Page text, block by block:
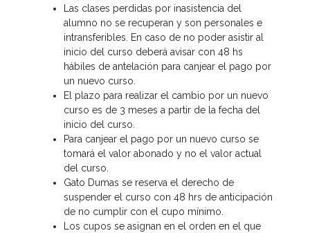
Las clases perdidas por inasistencia del
alumno no se recuperan y son personales e
intransferibles. En caso de no poder asistir al
inicio del curso deberá avisar con 48 hs
hábiles de antelación para canjear el pago por
un nuevo curso.
El plazo para realizar el cambio por un nuevo
curso es de 3 meses a partir de la fecha del
inicio del curso.
Para canjear el pago por un nuevo curso se
tomará el valor abonado y no el valor actual
del curso.
Gato Dumas se reserva el derecho de
suspender el curso con 48 hrs de anticipación
de no cumplir con el cupo mínimo.
Los cupos se asignan en el orden en el que